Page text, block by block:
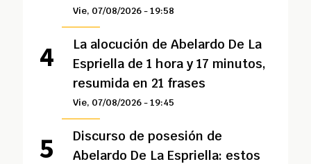
Vie, 07/08/2026 - 19:58
La alocución de Abelardo De La
Espriella de 1 hora y 17 minutos,
resumida en 21 frases
Vie, 07/08/2026 - 19:45
Discurso de posesión de
Abelardo De La Espriella: estos